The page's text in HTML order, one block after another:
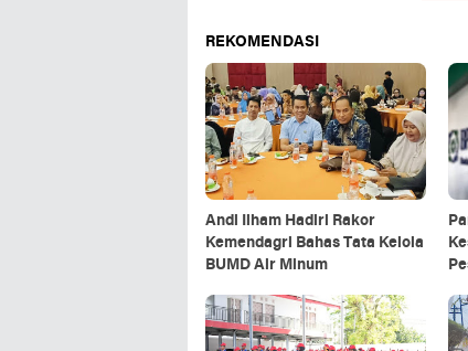
REKOMENDASI
Andi Ilham Hadiri Rakor
Kemendagri Bahas Tata Kelola
BUMD Air Minum